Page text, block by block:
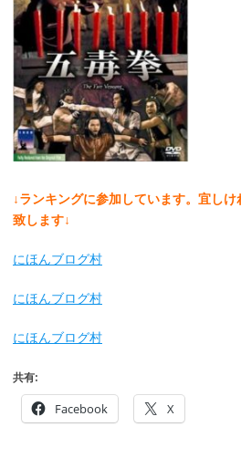
↓ランキングに参加しています。宜し
致します↓
にほんブログ村
にほんブログ村
にほんブログ村
共有:
Facebook X